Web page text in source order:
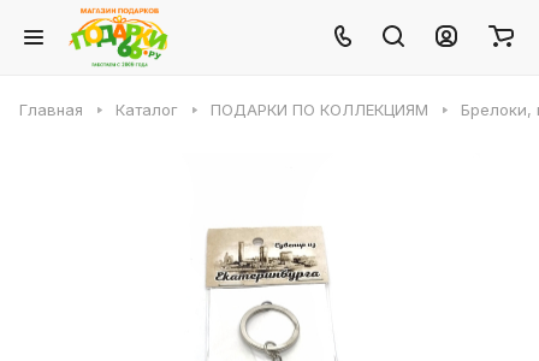
Главная Каталог ПОДАРКИ ПО КОЛЛЕКЦИЯМ Брелоки,